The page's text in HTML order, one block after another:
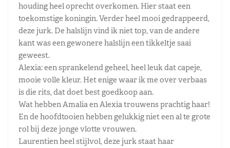
houding heel oprecht overkomen. Hier staat een
toekomstige koningin. Verder heel mooi gedrappeerd,
deze jurk. De halslijn vind ik niet top, van de andere
kant was een gewonere halslijn een tikkeltje saai
geweest.
Alexia: een sprankelend geheel, heel leuk dat capeje,
mooie volle kleur. Het enige waar ik me over verbaas
is die rits, dat doet best goedkoop aan.
Wat hebben Amalia en Alexia trouwens prachtig haar!
En de hoofdtooien hebben gelukkig niet een al te grote
rol bij deze jonge vlotte vrouwen.
Laurentien heel stijlvol, deze jurk staat haar